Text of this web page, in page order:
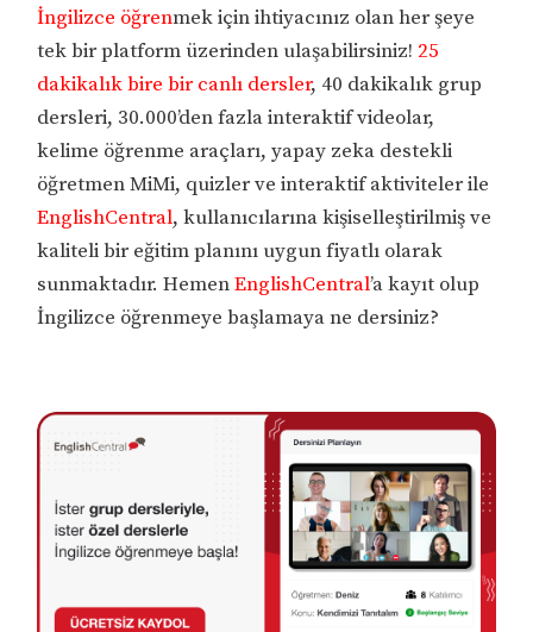
İngilizce öğrenmek için ihtiyacınız olan her şeye
tek bir platform üzerinden ulaşabilirsiniz! 25
dakikalık bire bir canlı dersler, 40 dakikalık grup
dersleri, 30.000’den fazla interaktif videolar,
kelime öğrenme araçları, yapay zeka destekli
öğretmen MiMi, quizler ve interaktif aktiviteler ile
EnglishCentral, kullanıcılarına kişiselleştirilmiş ve
kaliteli bir eğitim planını uygun fiyatlı olarak
sunmaktadır. HemenEnglishCentral’a kayıt olup
İngilizce öğrenmeye başlamaya ne dersiniz?